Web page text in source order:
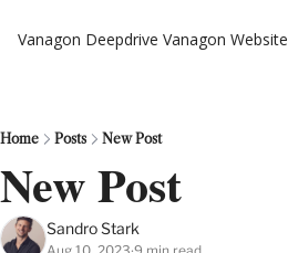
Vanagon Deepdrive Vanagon Website
Home Posts New Post
New Post
Sandro Stark